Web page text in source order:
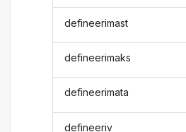
defineerimast
defineerimaks
defineerimata
defineeriv